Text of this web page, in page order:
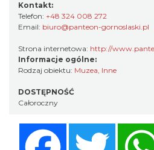
Kontakt:
Telefon: +48 324 008 272
Email: biuro@panteon-gornoslaski.pl
Strona internetowa: http://
Informacje ogólne:
Rodzaj obiektu: Muzea, Inne
DOSTĘPNOŚĆ
Całoroczny
Twitter